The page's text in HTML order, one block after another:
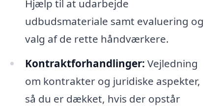
Hjælp til at udarbejde
udbudsmateriale samt evaluering og
valg af de rette håndværkere.
Kontraktforhandlinger: Vejledning
om kontrakter og juridiske aspekter,
så du er dækket, hvis der opstår